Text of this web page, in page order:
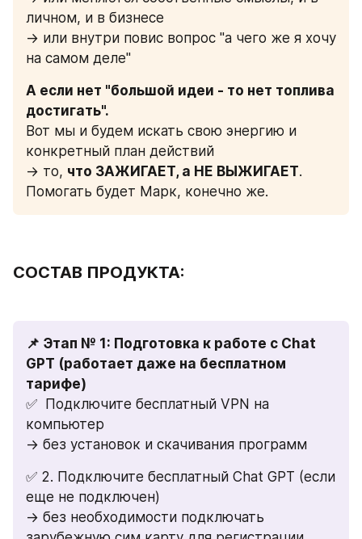
личном, и в бизнесе
→ или внутри повис вопрос "а чего же я хочу
на самом деле"
А если нет "большой идеи - то нет топлива
достигать".
Вот мы и будем искать свою энергию и
конкретный план действий
→ то, что ЗАЖИГАЕТ, а НЕ ВЫЖИГАЕТ.
Помогать будет Марк, конечно же.
СОСТАВ ПРОДУКТА:
📌 Этап № 1: Подготовка к работе с Chat
GPT (работает даже на бесплатном
тарифе)
✅  Подключите бесплатный VPN на
компьютер
→ без установок и скачивания программ
✅ 2. Подключите бесплатный Chat GPT (если
еще не подключен)
→ без необходимости подключать